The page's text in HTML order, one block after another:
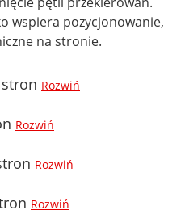
wspiera pozycjonowanie,
na stronie.
stron Rozwiń
Rozwiń
Rozwiń
Rozwiń